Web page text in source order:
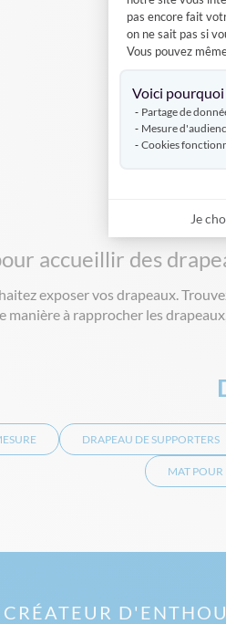
pas encore fait
on ne sait pas si
Vous pouvez
Voici pourquoi
Partage de
Mesure
Cookies
Je
adapté à
besoins
avant
accueillir des
exposer vos drapeaux.
manière à rapprocher les
DRAPEAU DE SUPPORTERS
MAT POUR
CRÉATEUR